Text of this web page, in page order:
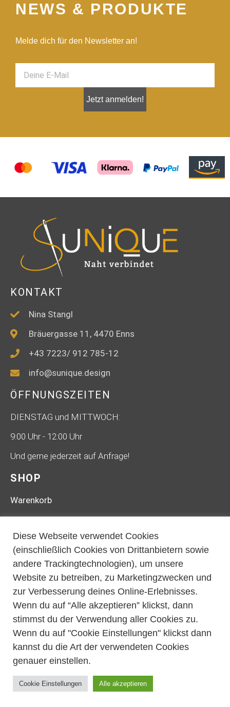
NEWS & PRODUKTE
Melde dich für den Newsletter an!
Jetzt anmelden!
KONTAKT
Nina Stangl
Bräuergasse 11, 4470 Enns
+43 7223/ 912 785-12
info@sunique.design
ÖFFNUNGSZEITEN
DIENSTAG und MITTWOCH:
9:00 Uhr - 12:00 Uhr
Und gerne jederzeit auf Anfrage!
SHOP
Warenkorb
Kassa
Login
Widerrufsbelehrung
Zahlungsarten
Versand & Lieferung
INFOS
Datenschutz
Impressum
Kontakt
Diese Webseite verwendet Cookies
(einschließlich Cookies von Drittanbietern sowie
andere Trackingtechnologien), um unsere
Website zu betreiben, zu Marketingzwecken und
zur Verbesserung deines Online-Erlebnisses.
Wenn du auf “Alle akzeptieren” klickst, dann
stimmst du der Verwendung aller Cookies zu.
Wenn du auf "Cookie Einstellungen" klickst dann
kannst du die Art der verwendeten Cookies
genauer einstellen.
Cookie Einstellungen Alle akzeptieren